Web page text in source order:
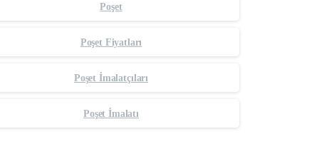
Poşet
Poşet Fiyatları
Poşet İmalatçıları
Poşet İmalatı